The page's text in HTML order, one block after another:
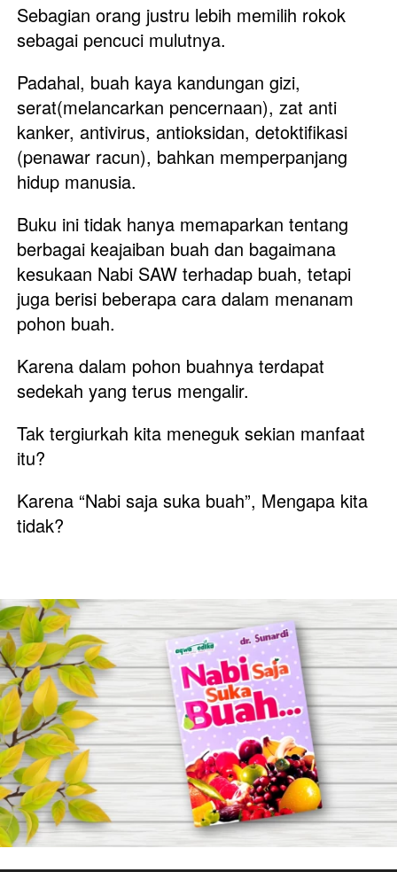
Sebagian orang justru lebih memilih rokok
sebagai pencuci mulutnya.
Padahal, buah kaya kandungan gizi,
serat(melancarkan pencernaan), zat anti
kanker, antivirus, antioksidan, detoktifikasi
(penawar racun), bahkan memperpanjang
hidup manusia.
Buku ini tidak hanya memaparkan tentang
berbagai keajaiban buah dan bagaimana
kesukaan Nabi SAW terhadap buah, tetapi
juga berisi beberapa cara dalam menanam
pohon buah.
Karena dalam pohon buahnya terdapat
sedekah yang terus mengalir.
Tak tergiurkah kita meneguk sekian manfaat
itu?
Karena “Nabi saja suka buah”, Mengapa kita
tidak?